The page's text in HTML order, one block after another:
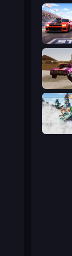
Street
Village
Super